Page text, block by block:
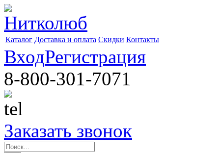
Каталог Доставка и оплата Скидки Контакты
ВходРегистрация
8-800-301-7071
Заказать звонок